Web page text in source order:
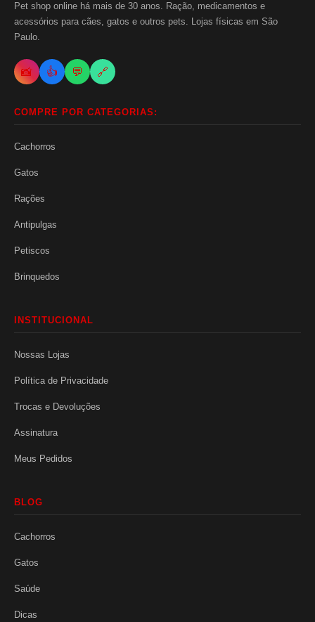
Pet shop online há mais de 30 anos. Ração, medicamentos e
acessórios para cães, gatos e outros pets. Lojas físicas em São
Paulo.
📸 👍 💬 🔗
COMPRE POR CATEGORIAS:
Cachorros
Gatos
Rações
Antipulgas
Petiscos
Brinquedos
INSTITUCIONAL
Nossas Lojas
Política de Privacidade
Trocas e Devoluções
Assinatura
Meus Pedidos
BLOG
Cachorros
Gatos
Saúde
Dicas